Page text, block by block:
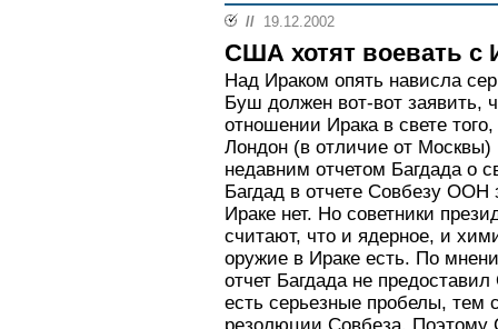
// 19.12.2002
США хотят воевать с
Над Ираком опять нависла
Буш должен вот-вот заявить,
отношении Ирака в свете
Лондон (в отличие от Москвы)
недавним отчетом Багдада о
Багдад в отчете Совбезу ООН
Ираке нет. Но советники
считают, что и ядерное, и
оружие в Ираке есть. По
отчет Багдада не
есть серьезные пробелы,